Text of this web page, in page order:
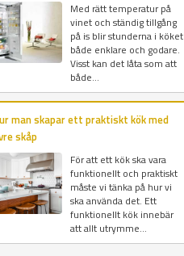
Med rätt temperatur på
vinet och ständig tillgång
på is blir stunderna i köket
både enklare och godare.
Visst kan det låta som att
både...
man skapar ett praktiskt kök med
skåp
För att ett kök ska vara
funktionellt och praktiskt
måste vi tänka på hur vi
ska använda det. Ett
funktionellt kök innebär
att allt utrymme...